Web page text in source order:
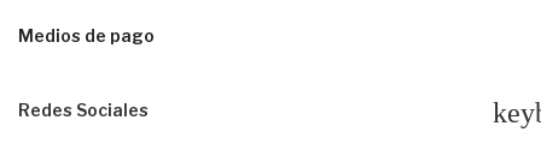
Medios de pago
Redes Sociales